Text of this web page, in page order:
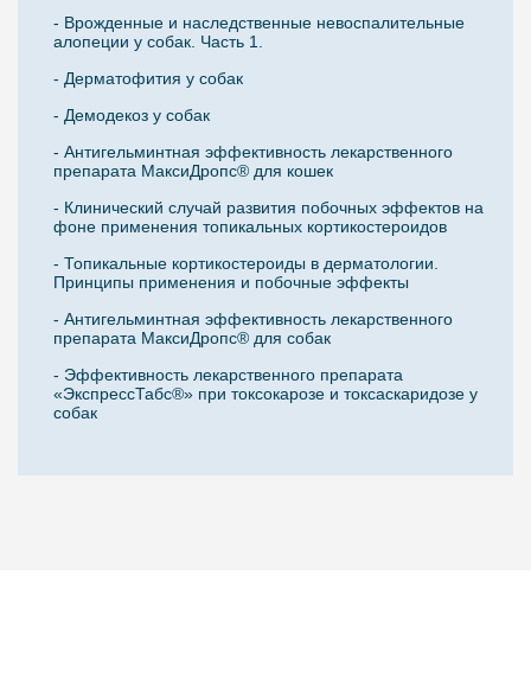
- Врожденные и наследственные невоспалительные
алопеции у собак. Часть 1.
- Дерматофития у собак
- Демодекоз у собак
- Антигельминтная эффективность лекарственного
препарата МаксиДропс® для кошек
- Клинический случай развития побочных эффектов на
фоне применения топикальных кортикостероидов
- Топикальные кортикостероиды в дерматологии.
Принципы применения и побочные эффекты
- Антигельминтная эффективность лекарственного
препарата МаксиДропс® для собак
- Эффективность лекарственного препарата
«ЭкспрессТабс®» при токсокарозе и токсаскаридозе у
собак